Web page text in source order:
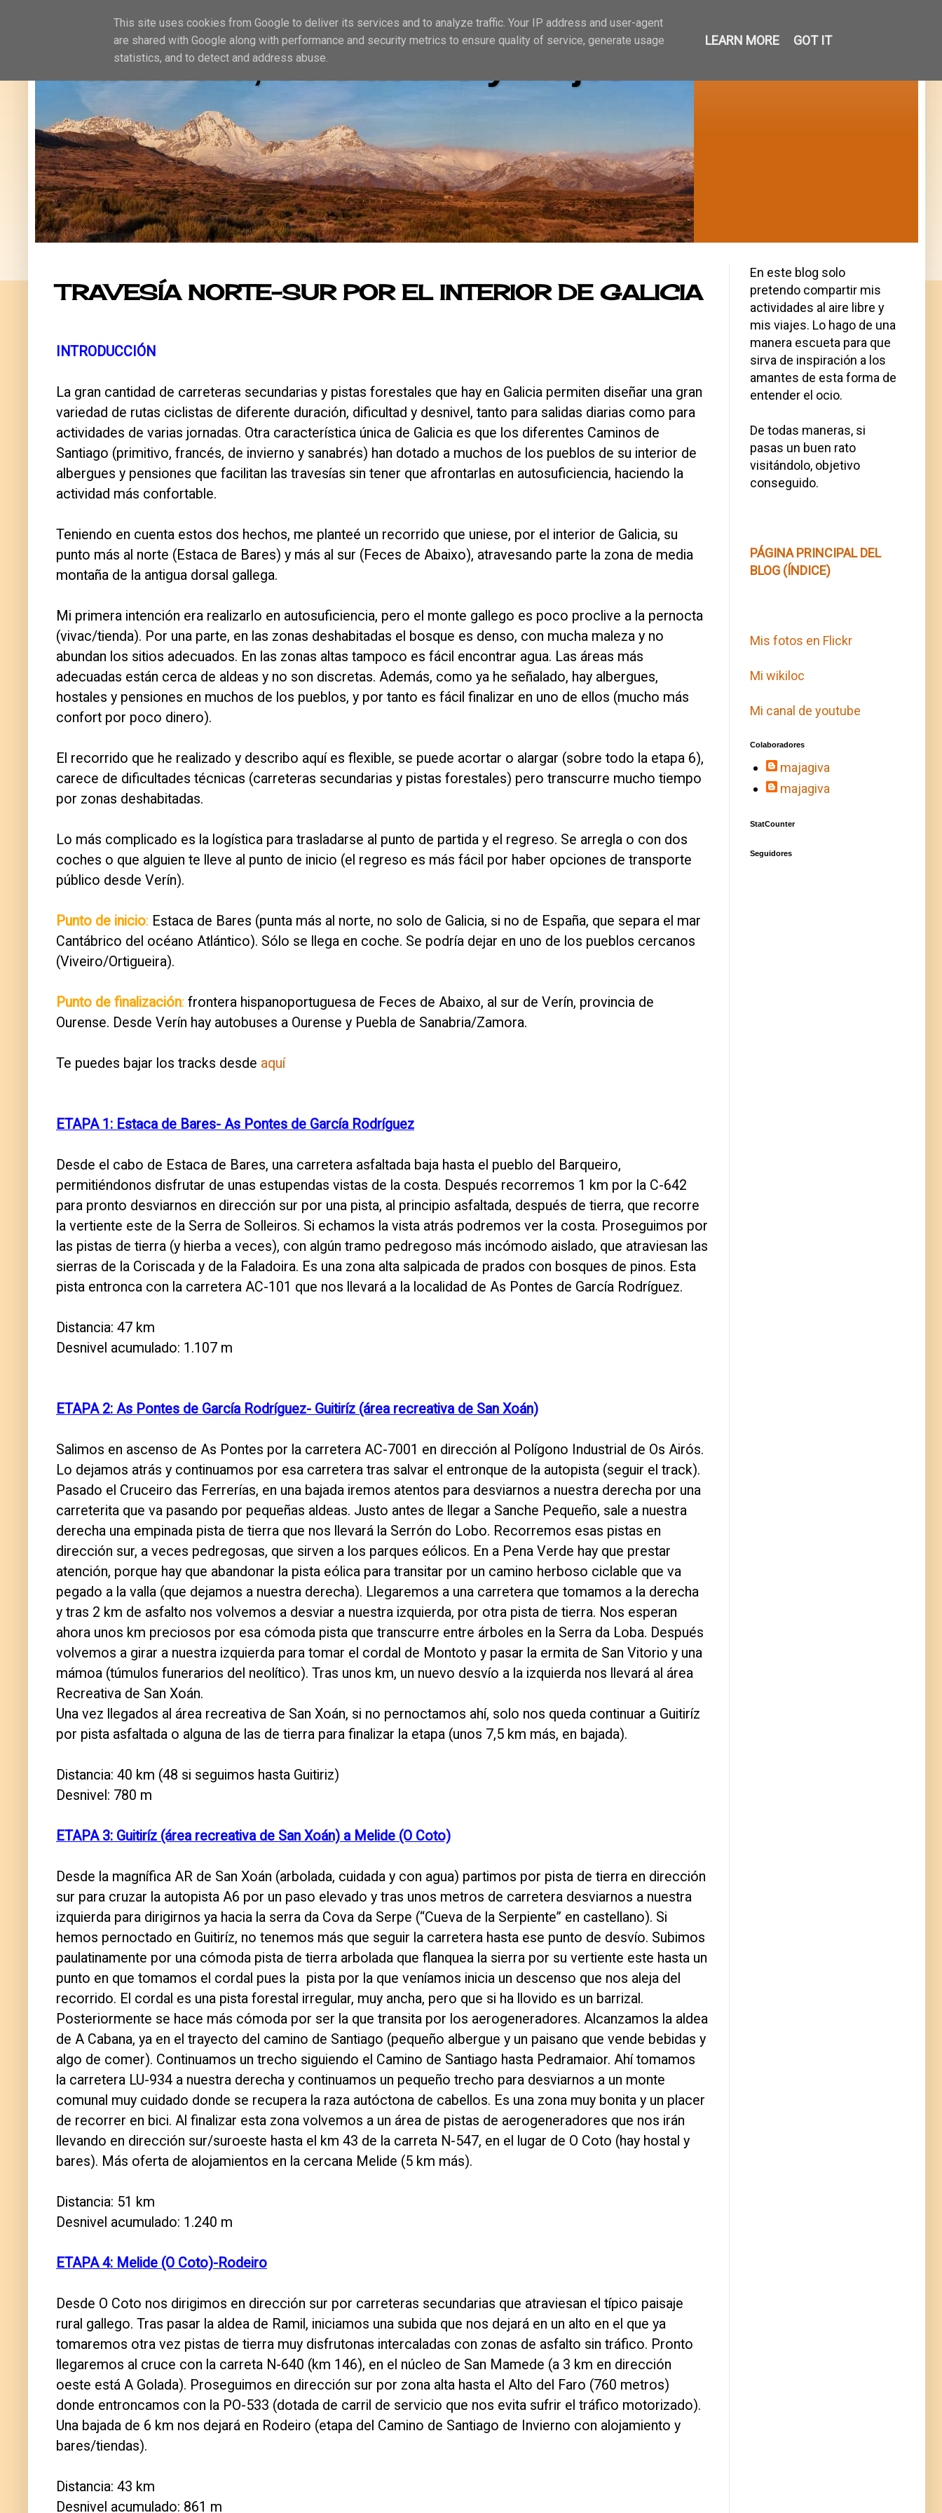
Naturaleza, ocio activo y viajes
TRAVESÍA NORTE-SUR POR EL INTERIOR DE GALICIA
INTRODUCCIÓN
La gran cantidad de carreteras secundarias y pistas forestales que hay en Galicia permiten diseñar una gran
variedad de rutas ciclistas de diferente duración, dificultad y desnivel, tanto para salidas diarias como para
actividades de varias jornadas. Otra característica única de Galicia es que los diferentes Caminos de
Santiago (primitivo, francés, de invierno y sanabrés) han dotado a muchos de los pueblos de su interior de
albergues y pensiones que facilitan las travesías sin tener que afrontarlas en autosuficiencia, haciendo la
actividad más confortable.
Teniendo en cuenta estos dos hechos, me planteé un recorrido que uniese, por el interior de Galicia, su
punto más al norte (Estaca de Bares) y más al sur (Feces de Abaixo), atravesando parte la zona de media
montaña de la antigua dorsal gallega.
Mi primera intención era realizarlo en autosuficiencia, pero el monte gallego es poco proclive a la pernocta
(vivac/tienda). Por una parte, en las zonas deshabitadas el bosque es denso, con mucha maleza y no
abundan los sitios adecuados. En las zonas altas tampoco es fácil encontrar agua. Las áreas más
adecuadas están cerca de aldeas y no son discretas. Además, como ya he señalado, hay albergues,
hostales y pensiones en muchos de los pueblos, y por tanto es fácil finalizar en uno de ellos (mucho más
confort por poco dinero).
El recorrido que he realizado y describo aquí es flexible, se puede acortar o alargar (sobre todo la etapa 6),
carece de dificultades técnicas (carreteras secundarias y pistas forestales) pero transcurre mucho tiempo
por zonas deshabitadas.
Lo más complicado es la logística para trasladarse al punto de partida y el regreso. Se arregla o con dos
coches o que alguien te lleve al punto de inicio (el regreso es más fácil por haber opciones de transporte
público desde Verín).
Punto de inicio: Estaca de Bares (punta más al norte, no solo de Galicia, si no de España, que separa el mar
Cantábrico del océano Atlántico). Sólo se llega en coche. Se podría dejar en uno de los pueblos cercanos
(Viveiro/Ortigueira).
Punto de finalización: frontera hispanoportuguesa de Feces de Abaixo, al sur de Verín, provincia de
Ourense. Desde Verín hay autobuses a Ourense y Puebla de Sanabria/Zamora.
Te puedes bajar los tracks desde aquí
ETAPA 1: Estaca de Bares- As Pontes de García Rodríguez
Desde el cabo de Estaca de Bares, una carretera asfaltada baja hasta el pueblo del Barqueiro,
permitiéndonos disfrutar de unas estupendas vistas de la costa. Después recorremos 1 km por la C-642
para pronto desviarnos en dirección sur por una pista, al principio asfaltada, después de tierra, que recorre
la vertiente este de la Serra de Solleiros. Si echamos la vista atrás podremos ver la costa. Proseguimos por
las pistas de tierra (y hierba a veces), con algún tramo pedregoso más incómodo aislado, que atraviesan las
sierras de la Coriscada y de la Faladoira. Es una zona alta salpicada de prados con bosques de pinos. Esta
pista entronca con la carretera AC-101 que nos llevará a la localidad de As Pontes de García Rodríguez.
Distancia: 47 km
Desnivel acumulado: 1.107 m
ETAPA 2: As Pontes de García Rodríguez- Guitiríz (área recreativa de San Xoán)
Salimos en ascenso de As Pontes por la carretera AC-7001 en dirección al Polígono Industrial de Os Airós.
Lo dejamos atrás y continuamos por esa carretera tras salvar el entronque de la autopista (seguir el track).
Pasado el Cruceiro das Ferrerías, en una bajada iremos atentos para desviarnos a nuestra derecha por una
carreterita que va pasando por pequeñas aldeas. Justo antes de llegar a Sanche Pequeño, sale a nuestra
derecha una empinada pista de tierra que nos llevará la Serrón do Lobo. Recorremos esas pistas en
dirección sur, a veces pedregosas, que sirven a los parques eólicos. En a Pena Verde hay que prestar
atención, porque hay que abandonar la pista eólica para transitar por un camino herboso ciclable que va
pegado a la valla (que dejamos a nuestra derecha). Llegaremos a una carretera que tomamos a la derecha
y tras 2 km de asfalto nos volvemos a desviar a nuestra izquierda, por otra pista de tierra. Nos esperan
ahora unos km preciosos por esa cómoda pista que transcurre entre árboles en la Serra da Loba. Después
volvemos a girar a nuestra izquierda para tomar el cordal de Montoto y pasar la ermita de San Vitorio y una
mámoa (túmulos funerarios del neolítico). Tras unos km, un nuevo desvío a la izquierda nos llevará al área
Recreativa de San Xoán.
Una vez llegados al área recreativa de San Xoán, si no pernoctamos ahí, solo nos queda continuar a Guitiríz
por pista asfaltada o alguna de las de tierra para finalizar la etapa (unos 7,5 km más, en bajada).
Distancia: 40 km (48 si seguimos hasta Guitiriz)
Desnivel: 780 m
ETAPA 3: Guitiríz (área recreativa de San Xoán) a Melide (O Coto)
Desde la magnífica AR de San Xoán (arbolada, cuidada y con agua) partimos por pista de tierra en dirección
sur para cruzar la autopista A6 por un paso elevado y tras unos metros de carretera desviarnos a nuestra
izquierda para dirigirnos ya hacia la serra da Cova da Serpe (“Cueva de la Serpiente” en castellano). Si
hemos pernoctado en Guitiríz, no tenemos más que seguir la carretera hasta ese punto de desvío. Subimos
paulatinamente por una cómoda pista de tierra arbolada que flanquea la sierra por su vertiente este hasta un
punto en que tomamos el cordal pues la pista por la que veníamos inicia un descenso que nos aleja del
recorrido. El cordal es una pista forestal irregular, muy ancha, pero que si ha llovido es un barrizal.
Posteriormente se hace más cómoda por ser la que transita por los aerogeneradores. Alcanzamos la aldea
de A Cabana, ya en el trayecto del camino de Santiago (pequeño albergue y un paisano que vende bebidas y
algo de comer). Continuamos un trecho siguiendo el Camino de Santiago hasta Pedramaior. Ahí tomamos
la carretera LU-934 a nuestra derecha y continuamos un pequeño trecho para desviarnos a un monte
comunal muy cuidado donde se recupera la raza autóctona de cabellos. Es una zona muy bonita y un placer
de recorrer en bici. Al finalizar esta zona volvemos a un área de pistas de aerogeneradores que nos irán
llevando en dirección sur/suroeste hasta el km 43 de la carreta N-547, en el lugar de O Coto (hay hostal y
bares). Más oferta de alojamientos en la cercana Melide (5 km más).
Distancia: 51 km
Desnivel acumulado: 1.240 m
ETAPA 4: Melide (O Coto)-Rodeiro
Desde O Coto nos dirigimos en dirección sur por carreteras secundarias que atraviesan el típico paisaje
rural gallego. Tras pasar la aldea de Ramil, iniciamos una subida que nos dejará en un alto en el que ya
tomaremos otra vez pistas de tierra muy disfrutonas intercaladas con zonas de asfalto sin tráfico. Pronto
llegaremos al cruce con la carreta N-640 (km 146), en el núcleo de San Mamede (a 3 km en dirección
oeste está A Golada). Proseguimos en dirección sur por zona alta hasta el Alto del Faro (760 metros)
donde entroncamos con la PO-533 (dotada de carril de servicio que nos evita sufrir el tráfico motorizado).
Una bajada de 6 km nos dejará en Rodeiro (etapa del Camino de Santiago de Invierno con alojamiento y
bares/tiendas).
Distancia: 43 km
Desnivel acumulado: 861 m
En este blog solo
pretendo compartir mis
actividades al aire libre y
mis viajes. Lo hago de una
manera escueta para que
sirva de inspiración a los
amantes de esta forma de
entender el ocio.
De todas maneras, si
pasas un buen rato
visitándolo, objetivo
conseguido.
PÁGINA PRINCIPAL DEL
BLOG (ÍNDICE)
Mis fotos en Flickr
Mi wikiloc
Mi canal de youtube
Colaboradores
majagiva
majagiva
StatCounter
Seguidores
This site uses cookies from Google to deliver its services and to analyze traffic. Your IP address and user-agent
are shared with Google along with performance and security metrics to ensure quality of service, generate usage
statistics, and to detect and address abuse.
LEARN MORE GOT IT